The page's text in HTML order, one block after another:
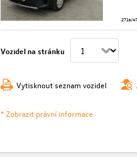
2716/
Vozidel na stránku
Vytisknout seznam vozidel
* Zobrazit právní informace